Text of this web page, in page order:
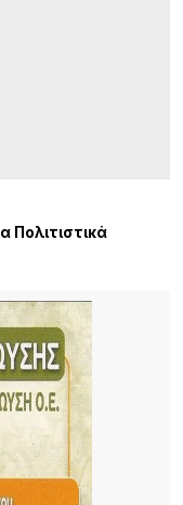
Πολιτιστικά
Κούταλη/
για
«Συντήρηση –